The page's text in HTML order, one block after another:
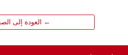
← العودة إلى